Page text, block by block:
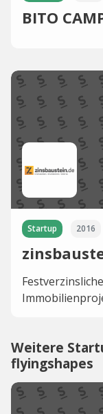
BITO
Startup 2016
Weitere
flyingshapes